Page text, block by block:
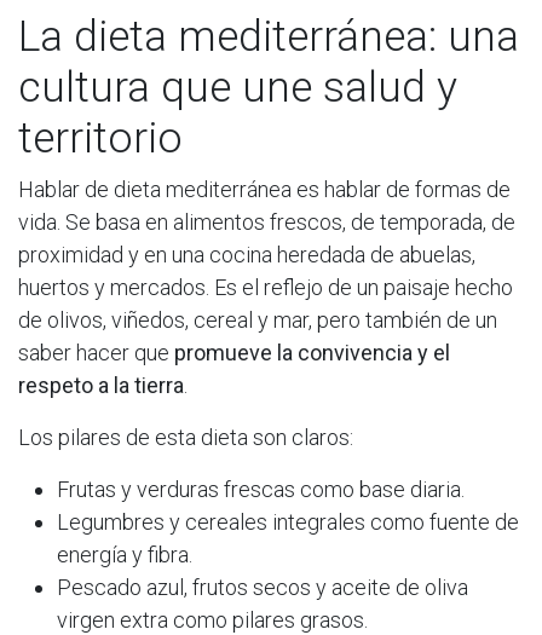
La dieta mediterránea: una
cultura que une salud y
territorio
Hablar de dieta mediterránea es hablar de formas de
vida. Se basa en alimentos frescos, de temporada, de
proximidad y en una cocina heredada de abuelas,
huertos y mercados. Es el reflejo de un paisaje hecho
de olivos, viñedos, cereal y mar, pero también de un
saber hacer que promueve la convivencia y el
respeto a la tierra
Los pilares de esta dieta son claros:
Frutas y verduras frescas como base diaria.
Legumbres y cereales integrales como fuente de
energía y fibra.
Pescado azul, frutos secos y aceite de oliva
virgen extra como pilares grasos.